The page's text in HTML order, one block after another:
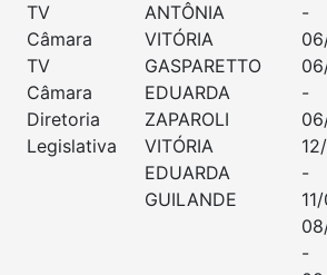
TV
Câmara
TV
Câmara
Diretoria
Legislativa
ANTÔNIA
VITÓRIA
GASPARETTO
EDUARDA
ZAPAROLI
VITÓRIA
EDUARDA
GUILANDE
-
-
-
-